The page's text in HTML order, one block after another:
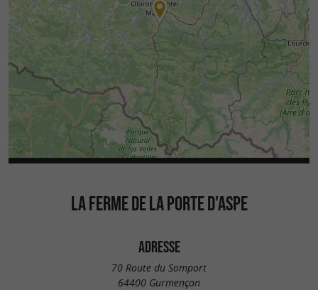
LA FERME DE LA PORTE D'ASPE
ADRESSE
70 Route du Somport
64400 Gurmençon